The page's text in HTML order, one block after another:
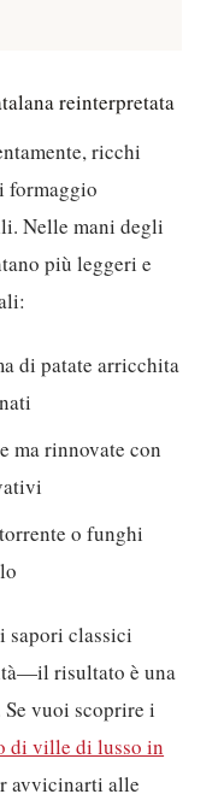
reinterpretata
ricchi
formaggio
Nelle mani degli
più leggeri e
di patate arricchita
ma rinnovate con
o funghi
sapori classici
risultato è una
Se vuoi scoprire i
di ville di lusso in
avvicinarti alle